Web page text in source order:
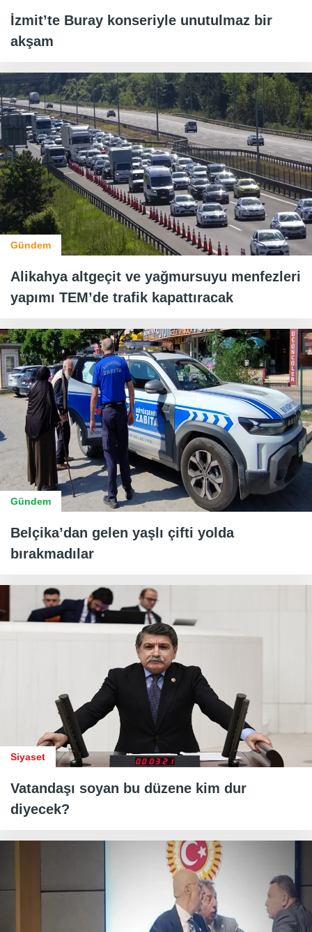
İzmit’te Buray konseriyle unutulmaz bir
akşam
Gündem
Alikahya altgeçit ve yağmursuyu menfezleri
yapımı TEM’de trafik kapattıracak
Gündem
Belçika’dan gelen yaşlı çifti yolda
bırakmadılar
Siyaset
Vatandaşı soyan bu düzene kim dur
diyecek?